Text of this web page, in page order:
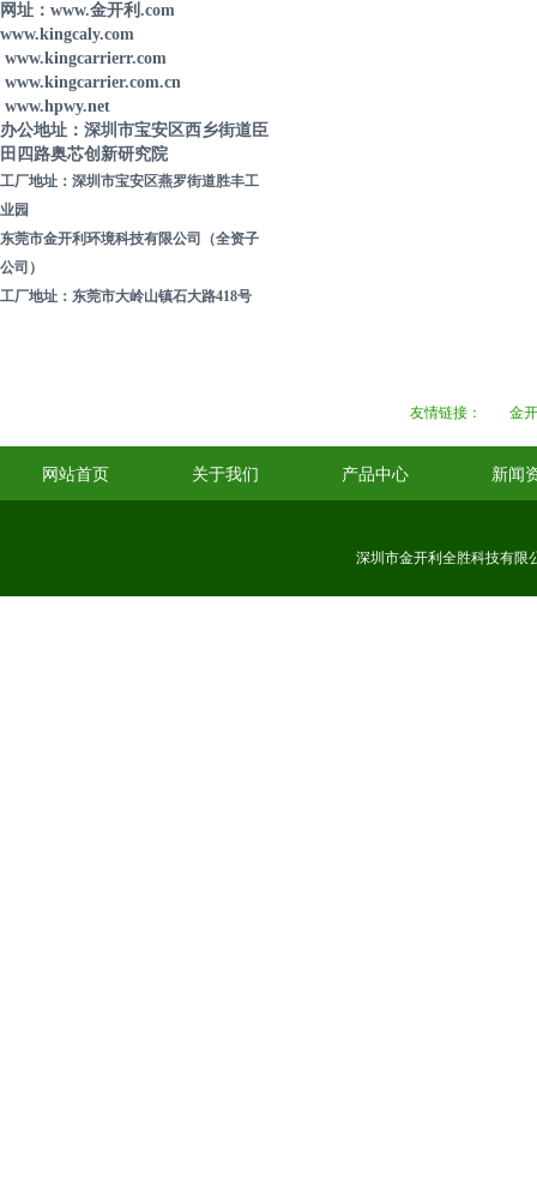
小推车
复合管工作架
货架
二次元仪器
吸嘴清洗机
网址：www.金开利.com
www.kingcaly.com
www.kingcarrierr.com
www.kingcarrier.com.cn
www.hpwy.net
办公地址：深圳市宝安区西乡街道臣
田四路奥芯创新研究院
工厂地址：深圳市宝安区燕罗街道胜丰工
业园
东莞市金开利环境科技有限公司（全资子
公司）
工厂地址：东莞市大岭山镇石大路418号
友情链接： 金
网站首页 关于我们 产品中心 新闻
深圳市金开利全胜科技有